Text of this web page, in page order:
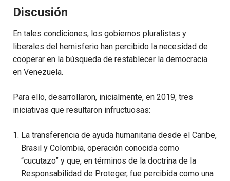
Discusión
En tales condiciones, los gobiernos pluralistas y
liberales del hemisferio han percibido la necesidad de
cooperar en la búsqueda de restablecer la democracia
en Venezuela.
Para ello, desarrollaron, inicialmente, en 2019, tres
iniciativas que resultaron infructuosas:
La transferencia de ayuda humanitaria desde el Caribe,
Brasil y Colombia, operación conocida como
“cucutazo” y que, en términos de la doctrina de la
Responsabilidad de Proteger, fue percibida como una